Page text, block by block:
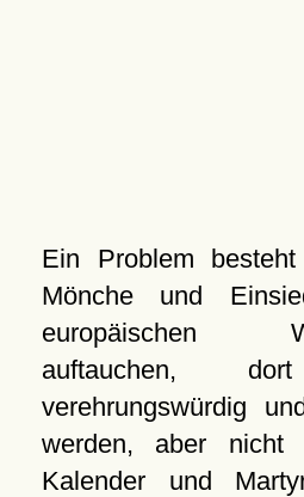
Ein Problem
Mönche und
europäischen
auftauchen,
verehrungswürdig
werden, aber nicht
Kalender und